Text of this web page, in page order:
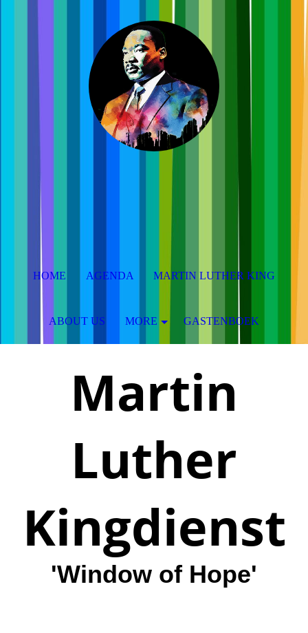
Martin
Luther
Kingdienst
'Window of Hope'
HOME AGENDA MARTIN LUTHER KING
ABOUT US MORE GASTENBOEK